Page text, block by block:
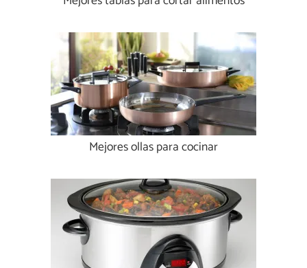
Mejores ollas para cocinar